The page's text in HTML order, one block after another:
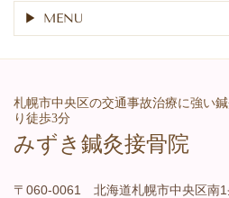
MENU
札幌市中央区の交通事故治療に強い
り徒歩3分
みずき鍼灸接骨院
〒060-0061 北海道札幌市中央区南